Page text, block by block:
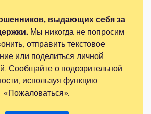
выдающих себя за
Мы никогда не попросим
отправить текстовое
или поделиться личной
Сообщайте о подозрительной
используя функцию
«Пожаловаться».